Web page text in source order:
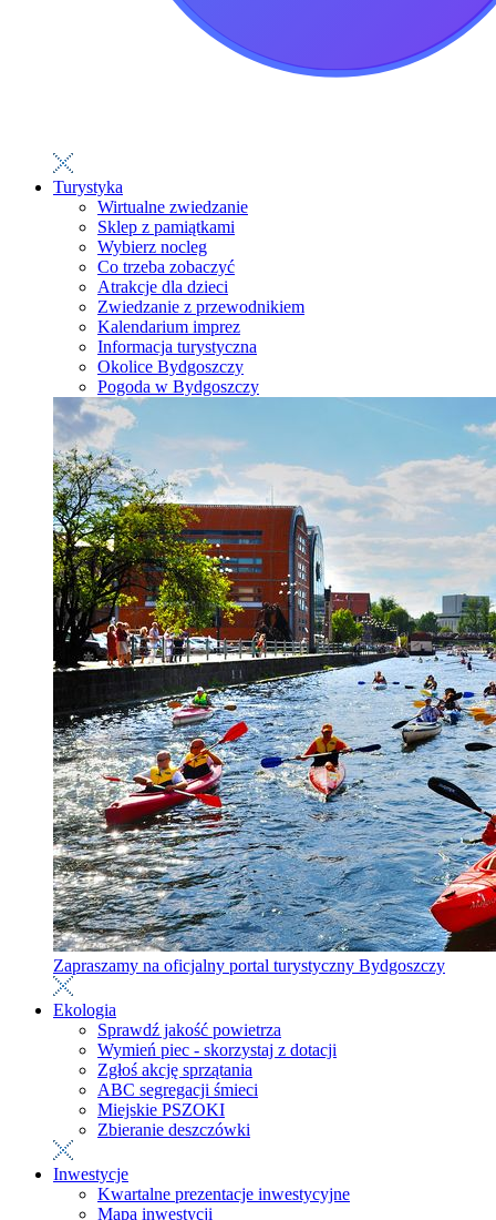
Turystyka
Wirtualne zwiedzanie
Sklep z pamiątkami
Wybierz nocleg
Co trzeba zobaczyć
Atrakcje dla dzieci
Zwiedzanie z przewodnikiem
Kalendarium imprez
Informacja turystyczna
Okolice Bydgoszczy
Pogoda w Bydgoszczy
Zapraszamy na oficjalny portal turystyczny Bydgoszczy
Ekologia
Sprawdź jakość powietrza
Wymień piec - skorzystaj z dotacji
Zgłoś akcję sprzątania
ABC segregacji śmieci
Miejskie PSZOKI
Zbieranie deszczówki
Inwestycje
Kwartalne prezentacje inwestycyjne
Mapa inwestycji